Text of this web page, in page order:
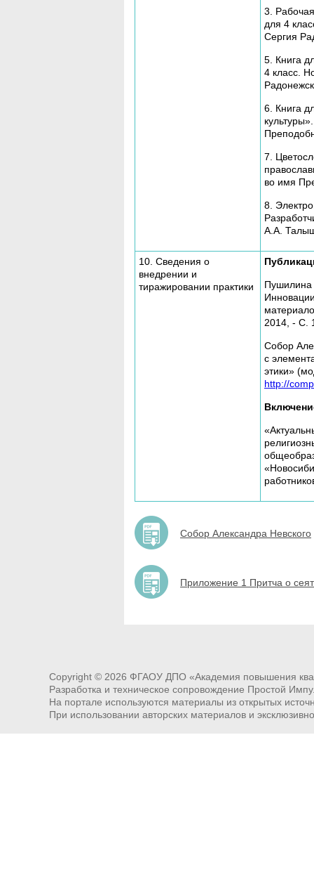
3.
для 4
Сергия
5. Книга
4 класс.
6. Книга
7.
во имя
8.
А.А.
10. Сведения о
внедрении и
тиражировании практики
Пушилина
2014, - С.
Собор
с
этики»
http://
Собор Александра Невского
Приложение 1 Притча о
Copyright © 2026 ФГАОУ ДПО «Академия повышения
Разработка и техническое сопровождение Простой
На портале используются материалы из открытых
При использовании авторских материалов и